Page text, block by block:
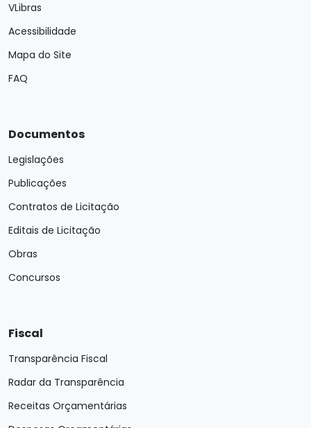
VLibras
Acessibilidade
Mapa do Site
FAQ
Documentos
Legislações
Publicações
Contratos de Licitação
Editais de Licitação
Obras
Concursos
Fiscal
Transparência Fiscal
Radar da Transparência
Receitas Orçamentárias